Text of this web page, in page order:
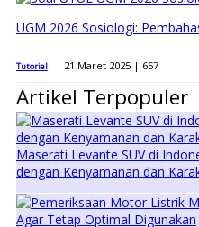
UGM 2026 Sosiologi:
Tutorial 21 Maret 2025 | 657
Artikel Terpopuler
Maserati Levante SUV di
dengan Kenyamanan dan